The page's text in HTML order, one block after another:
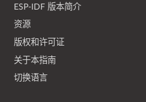
ESP-IDF 版本简介
资源
版权和许可证
关于本指南
切换语言